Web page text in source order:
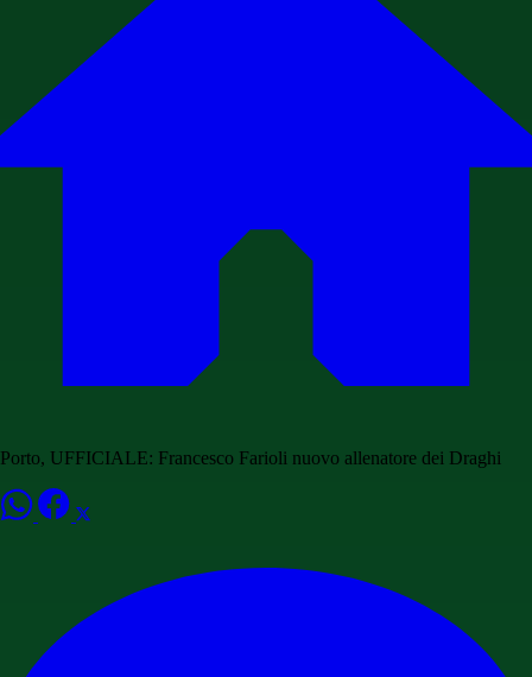
Porto, UFFICIALE: Francesco Farioli nuovo allenatore dei Draghi